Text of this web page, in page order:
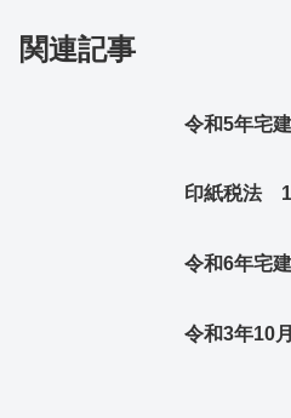
関連記事
令和5年宅
印紙税法
令和6年宅
令和3年10